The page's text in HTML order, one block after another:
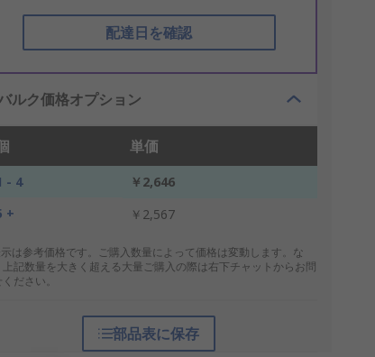
配達日を確認
ルク価格オプション
単価
- 4
￥2,646
+
￥2,567
は参考価格です。ご購入数量によって価格は変動します。な
上記数量を大きく超える大量ご購入の際は右下チャットからお問
ださい。
部品表に保存